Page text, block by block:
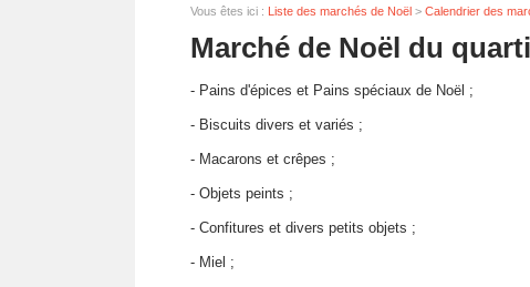
Vous êtes ici : Liste des marchés de Noël > Calendrier des
Marché de Noël du
- Pains d'épices et Pains spéciaux de Noël ;
- Biscuits divers et variés ;
- Macarons et crêpes ;
- Objets peints ;
- Confitures et divers petits objets ;
- Miel ;